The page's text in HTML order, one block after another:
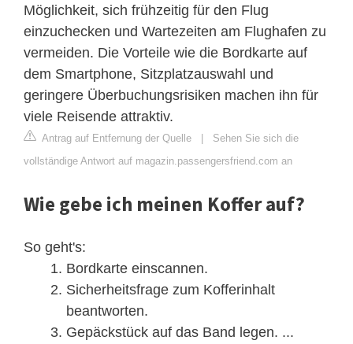
Möglichkeit, sich frühzeitig für den Flug
einzuchecken und Wartezeiten am Flughafen zu
vermeiden. Die Vorteile wie die Bordkarte auf
dem Smartphone, Sitzplatzauswahl und
geringere Überbuchungsrisiken machen ihn für
viele Reisende attraktiv.
Antrag auf Entfernung der Quelle | Sehen Sie sich die
vollständige Antwort auf magazin.passengersfriend.com an
Wie gebe ich meinen Koffer auf?
So geht's:
Bordkarte einscannen.
Sicherheitsfrage zum Kofferinhalt
beantworten.
Gepäckstück auf das Band legen. ...